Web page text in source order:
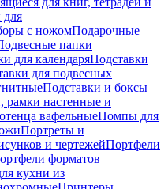
с ножомПодарочные
папки
для календаряПодставки
для подвесных
Подставки и боксы
рамки настенные и
вафельныеПомпы для
Портреты и
и чертежейПортфели
форматов
кухни из